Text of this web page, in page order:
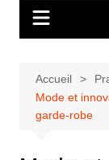
Accueil
Mode et
garde-robe